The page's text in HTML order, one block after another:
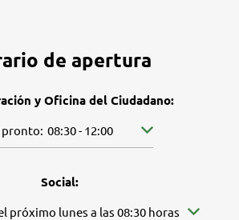
de apertura
y Oficina del Ciudadano:
ocultar más horarios de apertura o
pronto: 08:30-12:00 De 08:30 a 12:00
Social:
más horarios de apertura o cierre
próximo lunes a las 08:30 horas